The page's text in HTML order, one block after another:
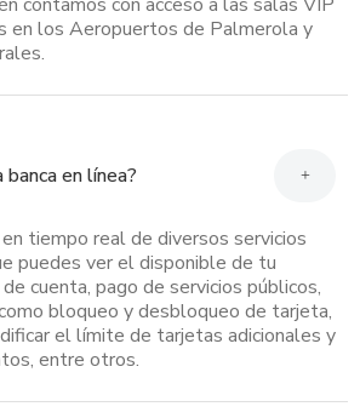
en los Aeropuertos de Palmerola y
banca en línea? +
tiempo real de diversos servicios
puedes ver el disponible de tu
cuenta, pago de servicios públicos,
bloqueo y desbloqueo de tarjeta,
el límite de tarjetas adicionales y
entre otros.